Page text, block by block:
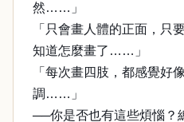
然……」
「只會畫人體的正面，只
知道怎麼畫了……」
「每次畫四肢，都感覺好
調……」
──你是否也有這些煩惱？